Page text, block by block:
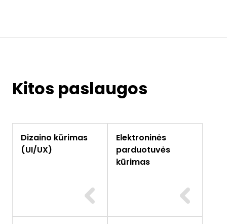
Kitos paslaugos
Dizaino kūrimas
(UI/UX)
Elektroninės
parduotuvės
kūrimas